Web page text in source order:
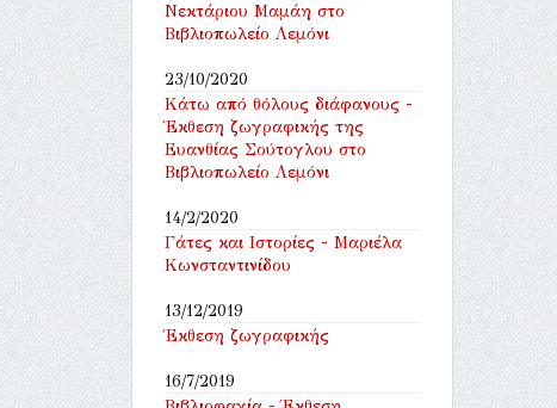
Νεκτάριου Μαμάη στο
Βιβλιοπωλείο Λεμόνι
23/10/2020
Κάτω από θόλους διάφανους -
Έκθεση ζωγραφικής της
Ευανθίας Σούτογλου στο
Βιβλιοπωλείο Λεμόνι
14/2/2020
Γάτες και Ιστορίες - Μαριέλα
Κωνσταντινίδου
13/12/2019
Έκθεση ζωγραφικής
16/7/2019